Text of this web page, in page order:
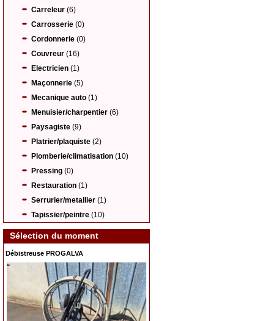
Carreleur (6)
Carrosserie (0)
Cordonnerie (0)
Couvreur (16)
Electricien (1)
Maçonnerie (5)
Mecanique auto (1)
Menuisier/charpentier (6)
Paysagiste (9)
Platrier/plaquiste (2)
Plomberie/climatisation (10)
Pressing (0)
Restauration (1)
Serrurier/metallier (1)
Tapissier/peintre (10)
Sélection du moment
Débistreuse PROGALVA